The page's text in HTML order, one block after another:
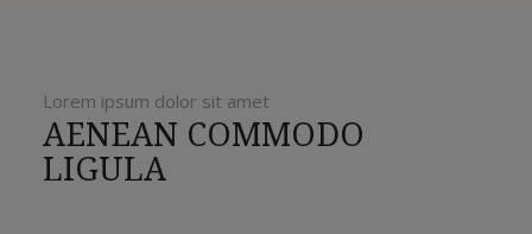
Lorem ipsum dolor sit amet
AENEAN COMMODO
LIGULA